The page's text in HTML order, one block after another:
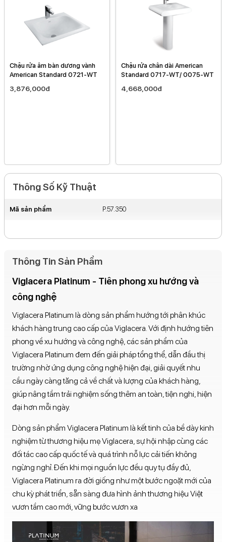
Chậu rửa âm bàn dương vành
American Standard 0721-WT
3,876,000đ
Chậu rửa chân dài American
Standard 0717-WT/ 0075-WT
4,668,000đ
Thông Tin Sản Phẩm
Viglacera Platinum - Tiên phong xu hướng và
công nghệ
Viglacera Platinum là dòng sản phẩm hướng tới phân khúc
khách hàng trung cao cấp của Viglacera. Với định hướng tiên
phong về xu hướng và công nghệ, các sản phẩm của
Viglacera Platinum đem đến giải pháp tổng thể, dẫn đầu thị
trường nhờ ứng dụng công nghệ hiện đại, giải quyết nhu
cầu ngày càng tăng cả về chất và lượng của khách hàng,
giúp nâng tầm trải nghiệm sống thêm an toàn, tiện nghi, hiện
đại hơn mỗi ngày.
Dòng sản phẩm Viglacera Platinum là kết tinh của bề dày kinh
nghiệm từ thương hiệu mẹ Viglacera, sự hội nhập cùng các
đối tác cao cấp quốc tế và quá trình nỗ lực cải tiến không
ngừng nghỉ. Đến khi mọi nguồn lực đều quy tụ đầy đủ,
Viglacera Platinum ra đời giống như một bước ngoặt mới của
chu kỳ phát triển, sẵn sàng đưa hình ảnh thương hiệu Việt
vươn tầm cao mới, vững bước vươn xa
Thông Số Kỹ Thuật
Mã sản phẩm P.57.350